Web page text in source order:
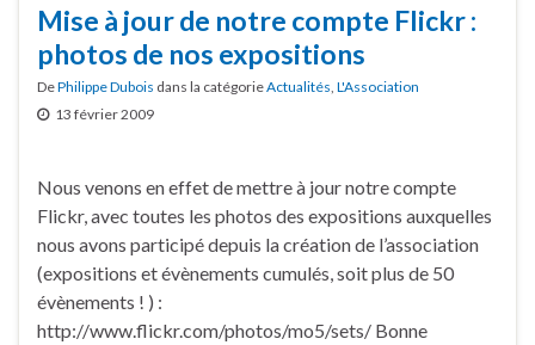
Mise à jour de notre compte Flickr :
photos de nos expositions
DePhilippe Dubois dans la catégorieActualités L'Association
13 février 2009
Nous venons en effet de mettre à jour notre compte
Flickr, avec toutes les photos des expositions auxquelles
nous avons participé depuis la création de l’association
(expositions et évènements cumulés, soit plus de 50
évènements ! ) :
http://www.flickr.com/photos/mo5/sets/ Bonne